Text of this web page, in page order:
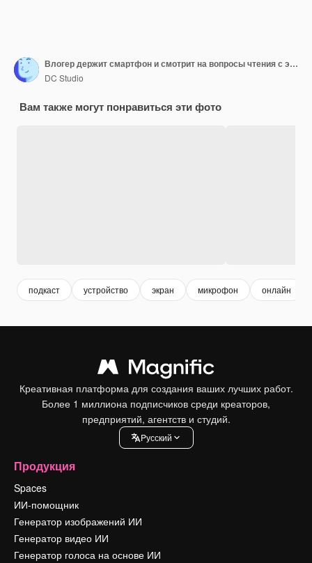
Влогер держит смартфон и смотрит на вопросы чтения с экрана от фанатов с помощью микрофона, сидящего за столом для записи подкастов. Инфлюенсер отвечает на вопросы фанатов в прямом эфире.
DC Studio
Вам также могут понравиться эти фото
подкаст устройство экран микрофон онлайн
Креативная платформа для создания ваших лучших работ.
Более 1 миллиона подписчиков среди креаторов,
предприятий, агентств и студий.
Pусский
Продукция
Spaces
ИИ-помощник
Генератор изображений ИИ
Генератор видео ИИ
Генератор голоса на основе ИИ